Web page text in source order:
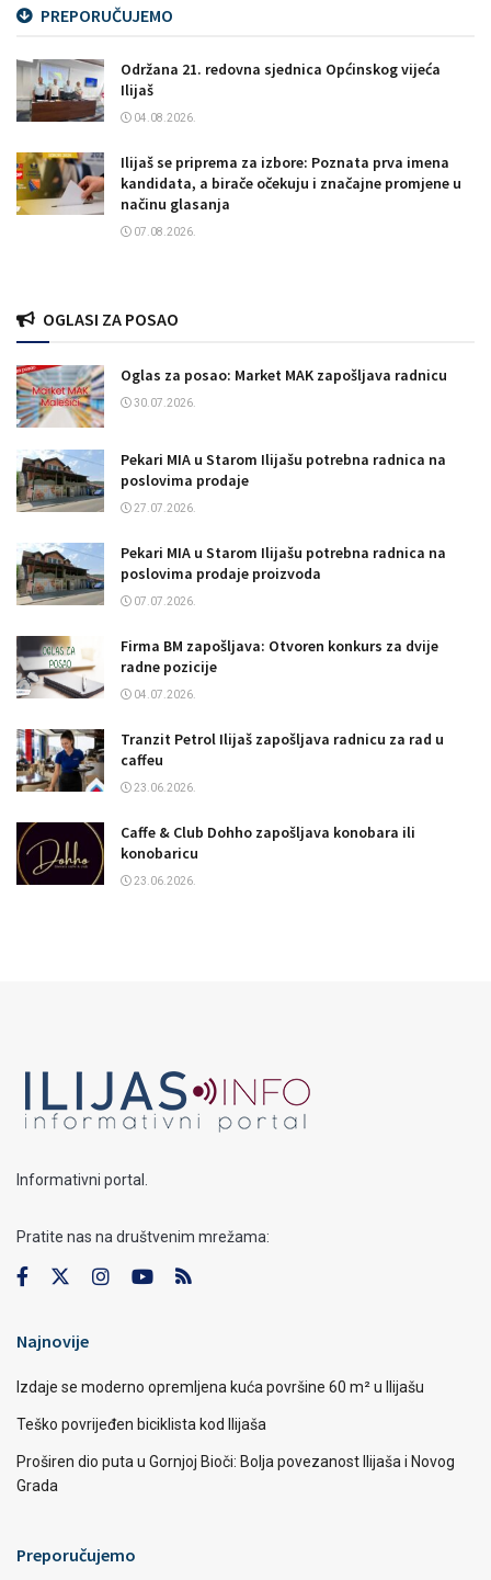
PREPORUČUJEMO
Održana 21. redovna sjednica Općinskog vijeća
Ilijaš
04.08.2026.
Ilijaš se priprema za izbore: Poznata prva imena
kandidata, a birače očekuju i značajne promjene u
načinu glasanja
07.08.2026.
OGLASI ZA POSAO
Oglas za posao: Market MAK zapošljava radnicu
30.07.2026.
Pekari MIA u Starom Ilijašu potrebna radnica na
poslovima prodaje
27.07.2026.
Pekari MIA u Starom Ilijašu potrebna radnica na
poslovima prodaje proizvoda
07.07.2026.
Firma BM zapošljava: Otvoren konkurs za dvije
radne pozicije
04.07.2026.
Tranzit Petrol Ilijaš zapošljava radnicu za rad u
caffeu
23.06.2026.
Caffe & Club Dohho zapošljava konobara ili
konobaricu
23.06.2026.
Informativni portal.
Pratite nas na društvenim mrežama:
Najnovije
Izdaje se moderno opremljena kuća površine 60 m² u Ilijašu
Teško povrijeđen biciklista kod Ilijaša
Proširen dio puta u Gornjoj Bioči: Bolja povezanost Ilijaša i Novog
Grada
Preporučujemo